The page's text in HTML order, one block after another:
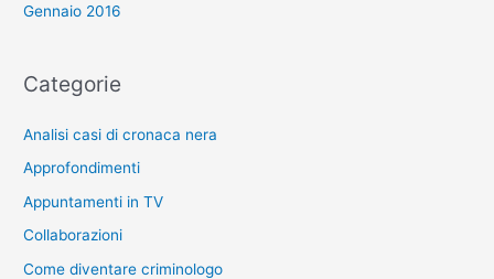
Gennaio 2016
Categorie
Analisi casi di cronaca nera
Approfondimenti
Appuntamenti in TV
Collaborazioni
Come diventare criminologo